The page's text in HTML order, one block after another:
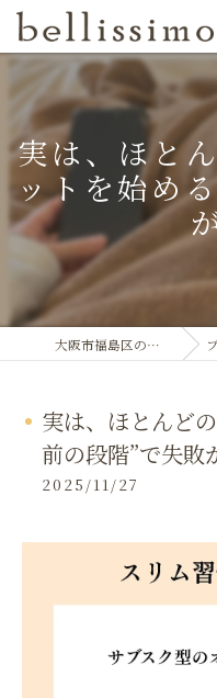
実は、ほと
ットを始め
大阪市福島区のエステならbellissimo ブ
実は、ほとんど
前の段階”で失敗
2025/11/27